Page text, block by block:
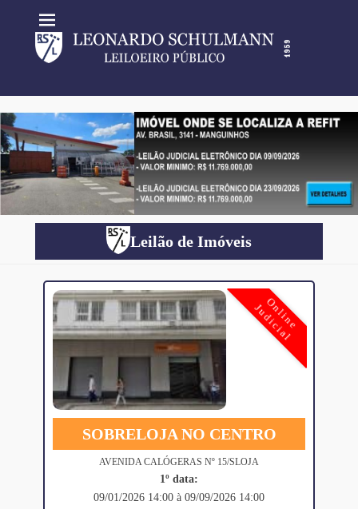
Leilão de Imóveis
Online
Judicial
SOBRELOJA NO CENTRO
AVENIDA CALÓGERAS Nº 15/SLOJA
1º data:
09/01/2026 14:00 à 09/09/2026 14:00